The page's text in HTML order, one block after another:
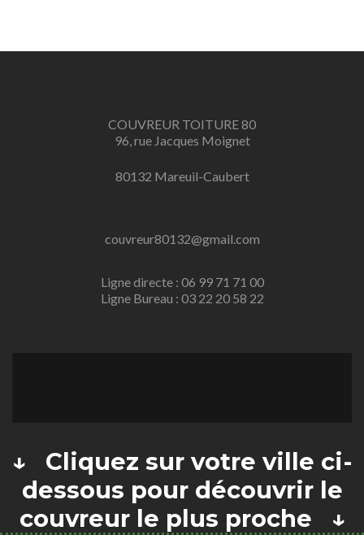
COUVREUR TOITURE 80
96, rue Jacques Moignet
80132 Mareuil-Caubert
couvreur80132@gmail.com
Ligne directe : 06 99 71 71 00
Ligne Bureau : 03 22 20 58 22
↓ Cliquez sur votre ville ci-
dessous pour découvrir le
couvreur le plus proche ↓